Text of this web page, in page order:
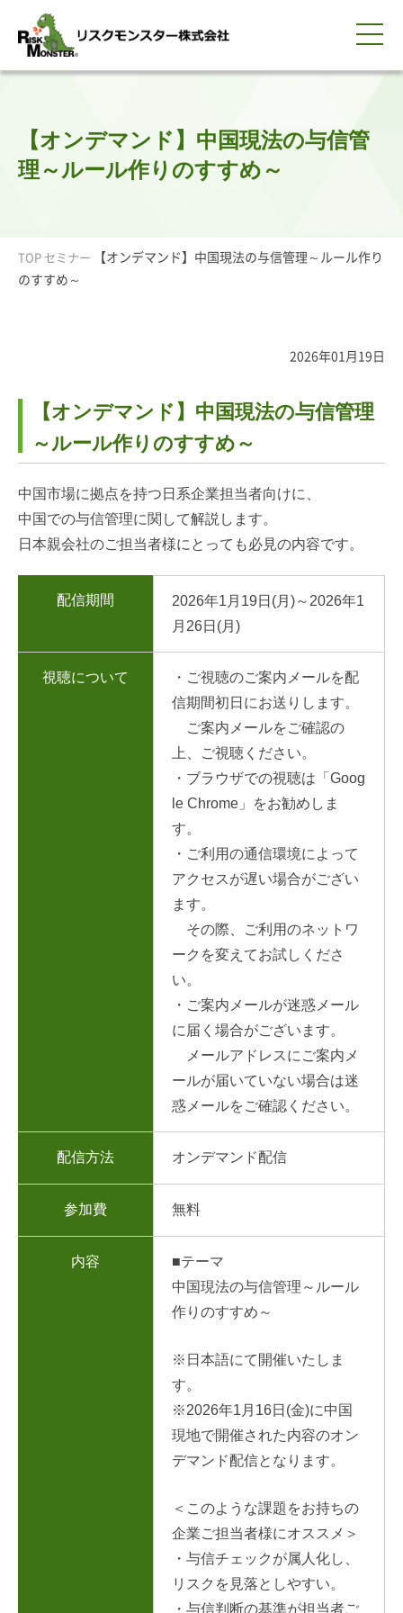
0120-259-440
会員ログイン
簡体中文
ENGLISH
【オンデマンド】中国現法の与信管
理～ルール作りのすすめ～
TOP セミナー
【オンデマンド】中国現法の与信管理～ルール作り
のすすめ～
2026年01月19日
【オンデマンド】中国現法の与信管理
～ルール作りのすすめ～
中国市場に拠点を持つ日系企業担当者向けに、
中国での与信管理に関して解説します。
日本親会社のご担当者様にとっても必見の内容です。
配信期間
2026年1月19日(月)～2026年1
月26日(月)
視聴について
・ご視聴のご案内メールを配
信期間初日にお送りします。
ご案内メールをご確認の
上、ご視聴ください。
・ブラウザでの視聴は「Goog
le Chrome」をお勧めしま
す。
・ご利用の通信環境によって
アクセスが遅い場合がござい
ます。
その際、ご利用のネットワ
ークを変えてお試しくださ
い。
・ご案内メールが迷惑メール
に届く場合がございます。
メールアドレスにご案内メ
ールが届いていない場合は迷
惑メールをご確認ください。
配信方法 オンデマンド配信
参加費 無料
内容
■テーマ
中国現法の与信管理～ルール
作りのすすめ～
※日本語にて開催いたしま
す。
※2026年1月16日(金)に中国
現地で開催された内容のオン
デマンド配信となります。
＜このような課題をお持ちの
企業ご担当者様にオススメ＞
・与信チェックが属人化し、
リスクを見落としやすい。
・与信判断の基準が担当者ご